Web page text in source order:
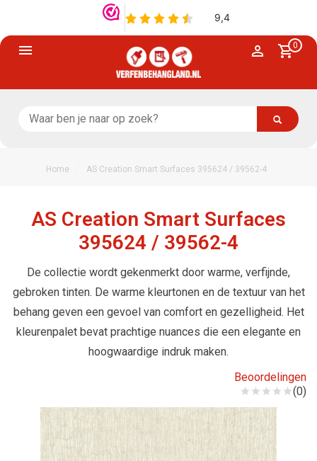
0
Home AS Creation Smart Surfaces 395624 / 39562-4
AS Creation Smart Surfaces
395624 / 39562-4
De collectie wordt gekenmerkt door warme, verfijnde,
gebroken tinten. De warme kleurtonen en de textuur van het
behang geven een gevoel van comfort en gezelligheid. Het
kleurenpalet bevat prachtige nuances die een elegante en
hoogwaardige indruk maken.
Beoordelingen
(0)